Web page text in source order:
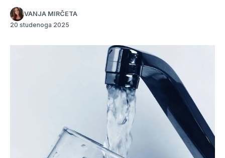
VANJA MIRČETA
20 studenoga 2025